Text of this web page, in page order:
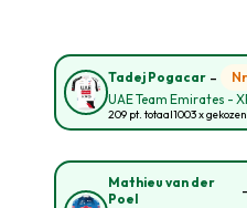
Tadej Pogacar -
UAE Team Emirates -
209 pt. totaal1003 x gekozen
Mathieu van der
Poel
-